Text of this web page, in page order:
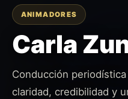
ANIMADORES
Carla
Conducción
claridad, credibilidad y